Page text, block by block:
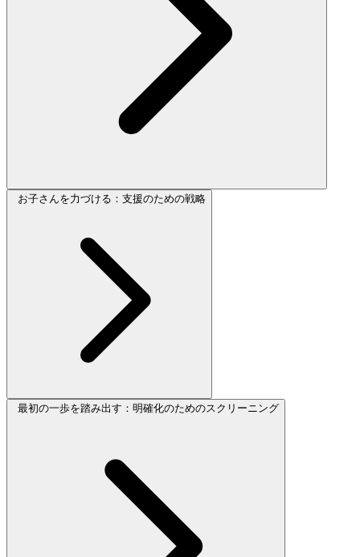
お子さんを力づける：支援のための戦略
最初の一歩を踏み出す：明確化のためのスクリーニング